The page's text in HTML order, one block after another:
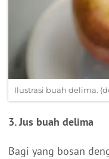
Ilustrasi buah delima.
3. Jus buah delima
Bagi yang bosan